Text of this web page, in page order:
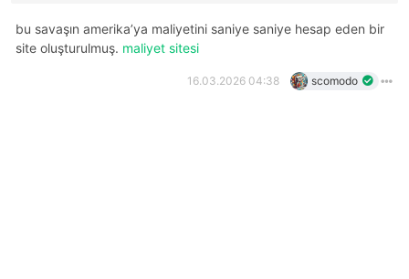
bu savaşın amerika’ya maliyetini saniye saniye hesap eden bir
site oluşturulmuş. maliyet sitesi
16.03.2026 04:38 scomodo